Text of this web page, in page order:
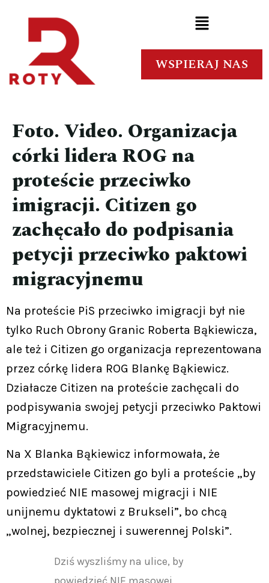
WSPIERAJ NAS
Foto. Video. Organizacja
córki lidera ROG na
proteście przeciwko
imigracji. Citizen go
zachęcało do podpisania
petycji przeciwko paktowi
migracyjnemu
Na proteście PiS przeciwko imigracji był nie
tylko Ruch Obrony Granic Roberta Bąkiewicza,
ale też i Citizen go organizacja reprezentowana
przez córkę lidera ROG Blankę Bąkiewicz.
Działacze Citizen na proteście zachęcali do
podpisywania swojej petycji przeciwko Paktowi
Migracyjnemu.
Na X Blanka Bąkiewicz informowała, że
przedstawiciele Citizen go byli a proteście „by
powiedzieć NIE masowej migracji i NIE
unijnemu dyktatowi z Brukseli”, bo chcą
„wolnej, bezpiecznej i suwerennej Polski”.
Dziś wyszliśmy na ulice, by